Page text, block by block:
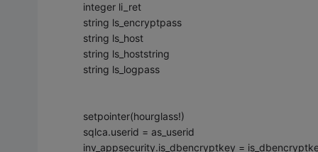
integer li_ret
string ls_encryptpass
string ls_host
string ls_hoststring
string ls_logpass
setpointer(hourglass!)
sqlca.userid = as_userid
inv_appsecurity.is_dbencryptkey =